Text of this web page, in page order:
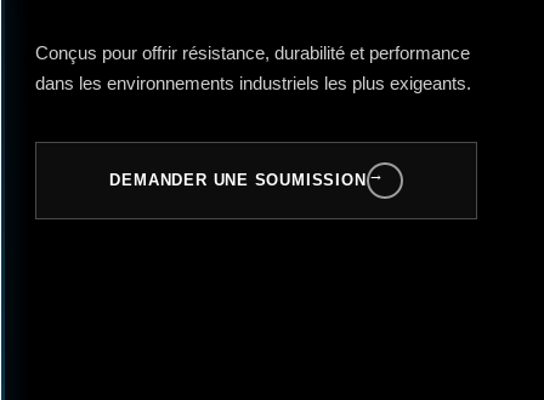
Conçus pour offrir résistance, durabilité et performance
dans les environnements industriels les plus exigeants.
DEMANDER UNE SOUMISSION →